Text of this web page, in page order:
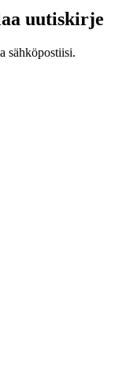
uutiskirje
sähköpostiisi.